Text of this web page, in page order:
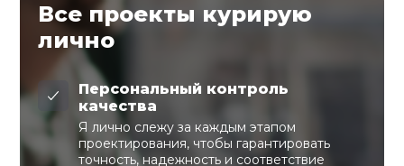
Все проекты курирую
лично
Персональный контроль
качества
Я лично слежу за каждым этапом
проектирования, чтобы гарантировать
точность, надежность и соответствие